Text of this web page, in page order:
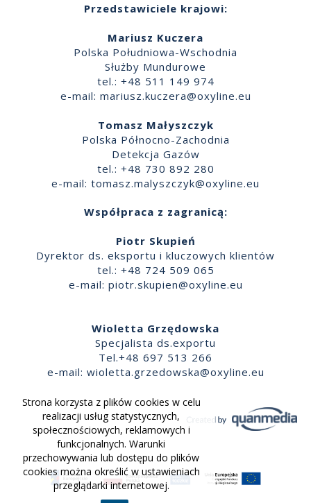
Przedstawiciele krajowi:
Mariusz Kuczera
Polska Południowa-Wschodnia
Służby Mundurowe
tel.: +48 511 149 974
e-mail: mariusz.kuczera@oxyline.eu
Tomasz Małyszczyk
Polska Północno-Zachodnia
Detekcja Gazów
tel.: +48 730 892 280
e-mail: tomasz.malyszczyk@oxyline.eu
Współpraca z zagranicą:
Piotr Skupień
Dyrektor ds. eksportu i kluczowych klientów
tel.: +48 724 509 065
e-mail: piotr.skupien@oxyline.eu
Wioletta Grzędowska
Specjalista ds.exportu
Tel.+48 697 513 266
e-mail: wioletta.grzedowska@oxyline.eu
Strona korzysta z plików cookies w celu
realizacji usług statystycznych,
społecznościowych, reklamowych i
funkcjonalnych. Warunki
przechowywania lub dostępu do plików
cookies można określić w ustawieniach
przeglądarki internetowej.